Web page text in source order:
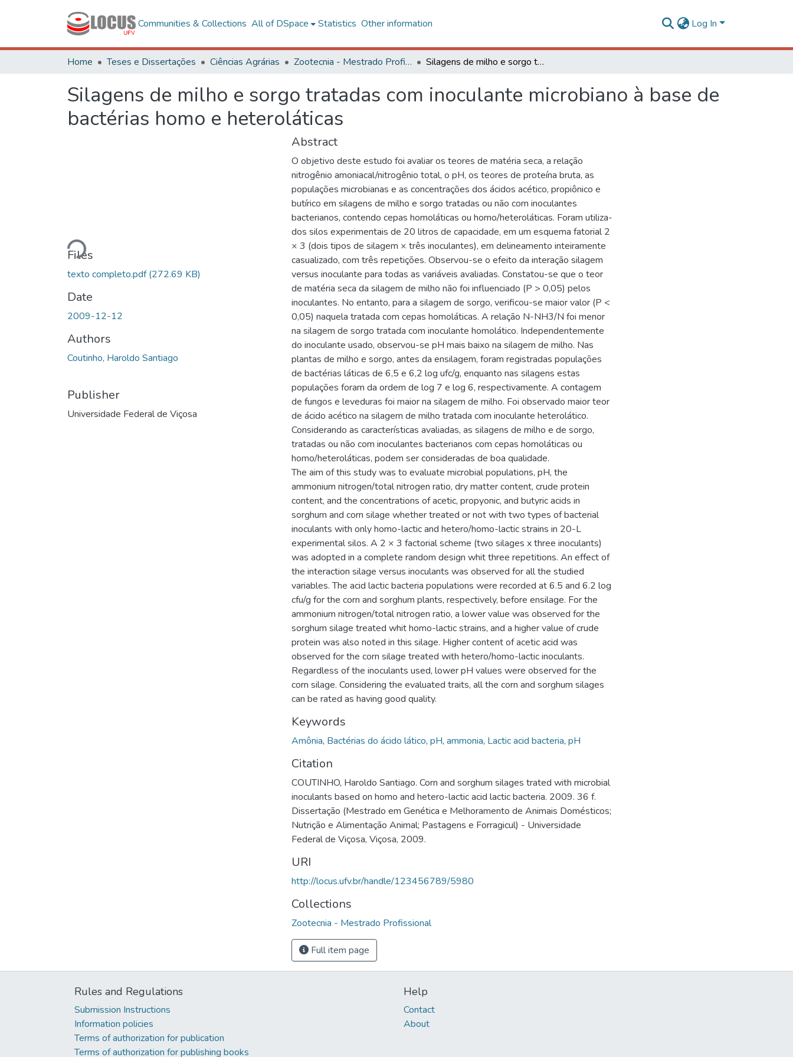
Communities & Collections All of DSpace Statistics Other information Log In
Home Teses e Dissertações Ciências Agrárias Zootecnia - Mestrado Profissional Silagens de milho e sorgo tratadas com inoculante microbiano à base de bactérias homo e heteroláticas
Silagens de milho e sorgo tratadas com inoculante microbiano à base de
bactérias homo e heteroláticas
Loading...
Files
texto completo.pdf(272.69 KB)
Date
2009-12-12
Authors
Coutinho, Haroldo Santiago
Publisher
Universidade Federal de Viçosa
Abstract
O objetivo deste estudo foi avaliar os teores de matéria seca, a relação
nitrogênio amoniacal/nitrogênio total, o pH, os teores de proteína bruta, as
populações microbianas e as concentrações dos ácidos acético, propiônico e
butírico em silagens de milho e sorgo tratadas ou não com inoculantes
bacterianos, contendo cepas homoláticas ou homo/heteroláticas. Foram utiliza-
dos silos experimentais de 20 litros de capacidade, em um esquema fatorial 2
× 3 (dois tipos de silagem × três inoculantes), em delineamento inteiramente
casualizado, com três repetições. Observou-se o efeito da interação silagem
versus inoculante para todas as variáveis avaliadas. Constatou-se que o teor
de matéria seca da silagem de milho não foi influenciado (P > 0,05) pelos
inoculantes. No entanto, para a silagem de sorgo, verificou-se maior valor (P <
0,05) naquela tratada com cepas homoláticas. A relação N-NH3/N foi menor
na silagem de sorgo tratada com inoculante homolático. Independentemente
do inoculante usado, observou-se pH mais baixo na silagem de milho. Nas
plantas de milho e sorgo, antes da ensilagem, foram registradas populações
de bactérias láticas de 6,5 e 6,2 log ufc/g, enquanto nas silagens estas
populações foram da ordem de log 7 e log 6, respectivamente. A contagem
de fungos e leveduras foi maior na silagem de milho. Foi observado maior teor
de ácido acético na silagem de milho tratada com inoculante heterolático.
Considerando as características avaliadas, as silagens de milho e de sorgo,
tratadas ou não com inoculantes bacterianos com cepas homoláticas ou
homo/heteroláticas, podem ser consideradas de boa qualidade.
The aim of this study was to evaluate microbial populations, pH, the
ammonium nitrogen/total nitrogen ratio, dry matter content, crude protein
content, and the concentrations of acetic, propyonic, and butyric acids in
sorghum and corn silage whether treated or not with two types of bacterial
inoculants with only homo-lactic and hetero/homo-lactic strains in 20-L
experimental silos. A 2 × 3 factorial scheme (two silages x three inoculants)
was adopted in a complete random design whit three repetitions. An effect of
the interaction silage versus inoculants was observed for all the studied
variables. The acid lactic bacteria populations were recorded at 6.5 and 6.2 log
cfu/g for the corn and sorghum plants, respectively, before ensilage. For the
ammonium nitrogen/total nitrogen ratio, a lower value was observed for the
sorghum silage treated whit homo-lactic strains, and a higher value of crude
protein was also noted in this silage. Higher content of acetic acid was
observed for the corn silage treated with hetero/homo-lactic inoculants.
Regardless of the inoculants used, lower pH values were observed for the
corn silage. Considering the evaluated traits, all the corn and sorghum silages
can be rated as having good quality.
Keywords
Amônia, Bactérias do ácido lático, pH, ammonia, Lactic acid bacteria, pH
Citation
COUTINHO, Haroldo Santiago. Corn and sorghum silages trated with microbial
inoculants based on homo and hetero-lactic acid lactic bacteria. 2009. 36 f.
Dissertação (Mestrado em Genética e Melhoramento de Animais Domésticos;
Nutrição e Alimentação Animal; Pastagens e Forragicul) - Universidade
Federal de Viçosa, Viçosa, 2009.
URI
http://locus.ufv.br/handle/123456789/5980
Collections
Zootecnia - Mestrado Profissional
Full item page
Rules and Regulations
Submission Instructions
Information policies
Terms of authorization for publication
Terms of authorization for publishing books
Help
Contact
About